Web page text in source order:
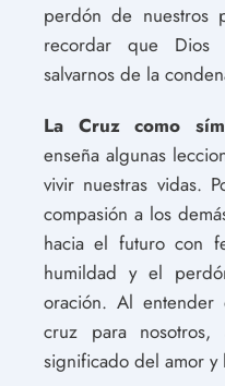
perdón de nuestros
recordar que
salvarnos de la
La Cruz como
enseña algunas
vivir nuestras vidas.
compasión a los
hacia el futuro con
humildad y el
oración. Al entender
cruz para nosotros,
significado del amor y